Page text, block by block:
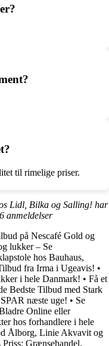
til rimelige priser.
Lidl, Bilka og Salling! har
anmeldelser
på Nescafé Gold og
lukker – Se
hos Bauhaus,
fra Irma i Ugeavis! •
i hele Danmark! • Få et
Bedste Tilbud med Stark
næste uge! • Se
Online eller
hos forhandlere i hele
Ålborg, Linie Akvavit og
Priss: Grænsehandel,